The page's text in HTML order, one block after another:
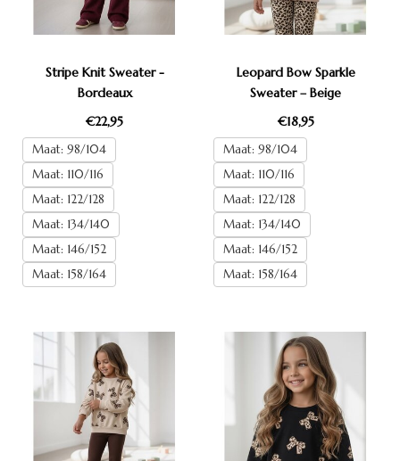
Stripe Knit Sweater -
Bordeaux
€22,95
Maat: 98/104
Maat: 110/116
Maat: 122/128
Maat: 134/140
Maat: 146/152
Maat: 158/164
Leopard Bow Sparkle
Sweater – Beige
€18,95
Maat: 98/104
Maat: 110/116
Maat: 122/128
Maat: 134/140
Maat: 146/152
Maat: 158/164